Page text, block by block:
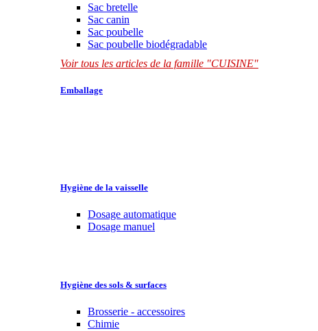
Sac bretelle
Sac canin
Sac poubelle
Sac poubelle biodégradable
Voir tous les articles de la famille "CUISINE"
Emballage
Hygiène de la vaisselle
Dosage automatique
Dosage manuel
Hygiène des sols & surfaces
Brosserie - accessoires
Chimie